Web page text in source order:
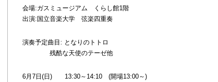
会場:ガスミュージアム くらし館1階
出演:国立音楽大学 弦楽四重奏
演奏予定曲目: となりのトトロ
残酷な天使のテーゼ他
6月7日(日) 13:30～14:10 (開場13:00～)